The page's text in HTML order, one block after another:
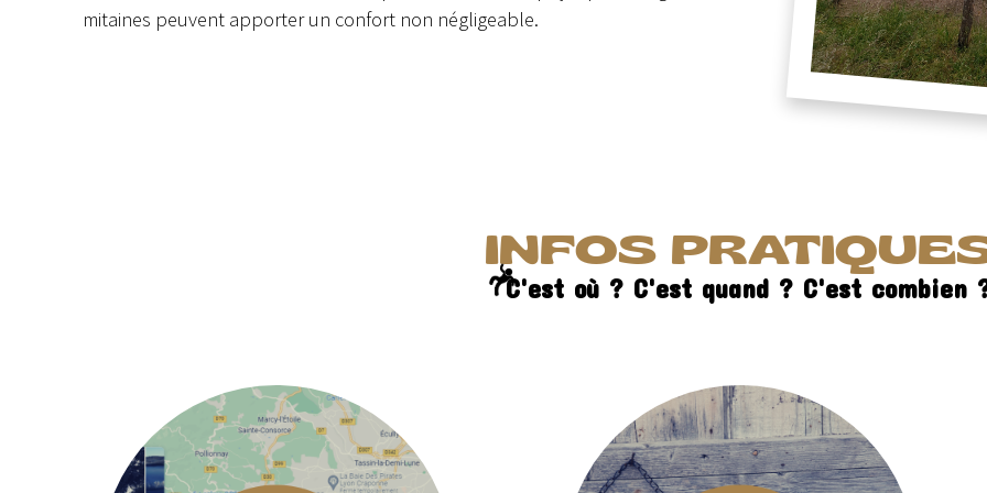
mitaines peuvent apporter un confort non négligeable.
INFOS
C'est où ? C'est quand ? C'est combien